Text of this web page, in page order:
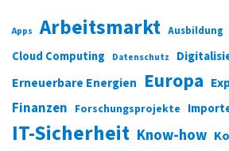
Apps Arbeitsmarkt Ausbildung
Cloud Computing Datenschutz
Erneuerbare Energien Europa
Finanzen Forschungsprojekte
IT-Sicherheit Know-how